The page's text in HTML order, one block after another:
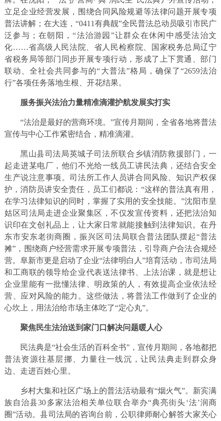
立足企业经营发展，围绕合同风险规避等法律问题开展专项
普法讲解；在大连，“0411有典靓”全民普法总动员吸引市民广
泛参与；在朝阳，“法治游园”让群众在休闲中感受法治文
化……省高级人民法院、省人民检察院、国家税务总局辽宁
省税务局等部门同步开展专项行动，形成了上下贯通、部门
联动、全社会共同参与的“大普法”格局，确保了“2659法治
行”各项任务落地生根、开花结果。
服务振兴法治力量精准滴灌护航发展实打实
“法治是最好的营商环境。”宣传月期间，全省各地将普法
宣传与中心工作紧密结合，精准滴灌。
黑山县司法局英城子司法所联合乡镇消防救援部门，一
起走进某电厂，他们不光给一线员工讲民法典，还结合安全
生产说注意事项。司法所工作人员讲合同风险、知识产权保
护，消防员讲安全责任，员工们都说：“这样的普法真有用，
在学习法律知识的同时，掌握了实用的安全技能。”沈阳市皇
姑区司法局走进企业聚集区，不仅发宣传资料，还把法治知
识印在文创礼品上，让大家日常就能接触到法律知识。在丹
东市安东老街商圈，振兴区司法局联合普法团队摆起“普法
摊”，围绕商户经营需求开展专项普法，引导商户合法合规经
营。阜新市更是启动了企业“法律明白人”培育活动，市司法局
和工商联的领导给企业代表送法律书、上法治课，就是想让
企业里能有一批懂法律、明政策的人，有效提高企业依法经
营、应对风险的能力。这些做法，将普法工作做到了企业的
心坎上，用法治给市场主体吃了“定心丸”。
聚焦民生法治送到家门口解决问题暖人心
民法典是“社会生活的百科全书”，宣传月期间，各地都把
普法资源往基层挪、力量往一线沉，让民法典走到群众身
边、走进百姓心里。
乡村大集和社区广场上的普法活动最有“烟火气”。新宾满
族自治县30多家法治相关单位联合举办“典亮街头‘法’润商
圈”活动。县司法局的咨询台前，公职律师耐心解答大家关心